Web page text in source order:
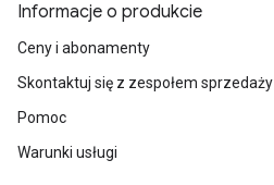
Informacje o produkcie
Ceny i abonamenty
Skontaktuj się z zespołem sprzedaży
Pomoc
Warunki usługi